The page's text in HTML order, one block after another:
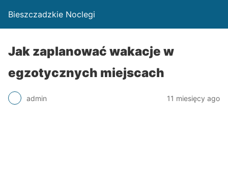
Bieszczadzkie Noclegi
Jak zaplanować wakacje w
egzotycznych miejscach
admin 11 miesięcy ago